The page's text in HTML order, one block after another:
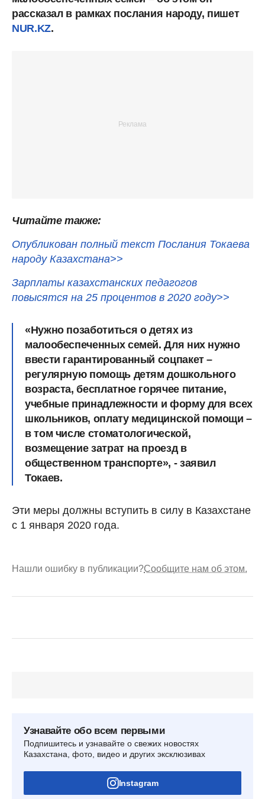
рассказал в рамках послания народу, пишет
NUR.KZ.
Читайте также:
Опубликован полный текст Послания Токаева
народу Казахстана>>
Зарплаты казахстанских педагогов
повысятся на 25 процентов в 2020 году>>
«Нужно позаботиться о детях из
малообеспеченных семей. Для них нужно
ввести гарантированный соцпакет –
регулярную помощь детям дошкольного
возраста, бесплатное горячее питание,
учебные принадлежности и форму для всех
школьников, оплату медицинской помощи –
в том числе стоматологической,
возмещение затрат на проезд в
общественном транспорте», - заявил
Токаев.
Эти меры должны вступить в силу в Казахстане
с 1 января 2020 года.
Нашли ошибку в публикации?Сообщите нам об этом.
Узнавайте обо всем первыми
Подпишитесь и узнавайте о свежих новостях
Казахстана, фото, видео и других эксклюзивах
Instagram